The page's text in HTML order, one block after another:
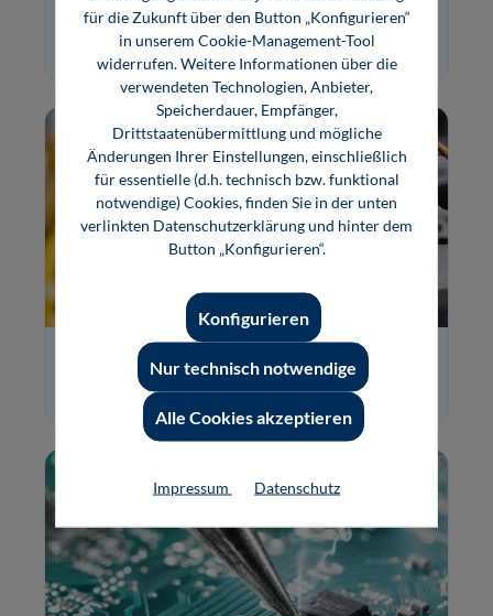
Maschinenbau
Elektrotechnik
für die Zukunft über den Button „Konfigurieren“
in unserem Cookie-Management-Tool
widerrufen. Weitere Informationen über die
verwendeten Technologien, Anbieter,
Speicherdauer, Empfänger,
Drittstaatenübermittlung und mögliche
Änderungen Ihrer Einstellungen, einschließlich
für essentielle (d.h. technisch bzw. funktional
notwendige) Cookies, finden Sie in der unten
verlinkten Datenschutzerklärung und hinter dem
Button „Konfigurieren“.
Nur technisch notwendige
Konfigurieren
Alle Cookies akzeptieren
Impressum Datenschutz